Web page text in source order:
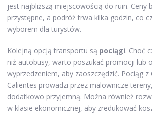
jest najbliższą miejscowością do ruin. Ceny
przystępne, a podróż trwa kilka godzin, co
wyborem dla turystów.
Kolejną opcją transportu są pociągi. Choć
niż autobusy, warto poszukać promocji lub
wyprzedzeniem, aby zaoszczędzić. Pociąg z
Calientes prowadzi przez malownicze
dodatkowo przyjemną. Można również
w klasie ekonomicznej, aby zredukować